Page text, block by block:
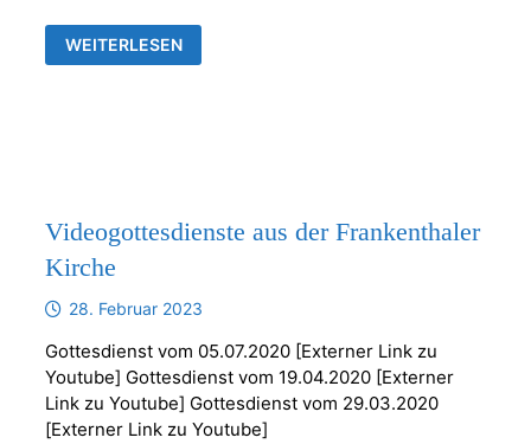
NEUE
UHRZEIT
WEITERLESEN
Videogottesdienste aus der Frankenthaler
Kirche
28. Februar 2023
Gottesdienst vom 05.07.2020 [Externer Link zu
Youtube] Gottesdienst vom 19.04.2020 [Externer
Link zu Youtube] Gottesdienst vom 29.03.2020
[Externer Link zu Youtube]